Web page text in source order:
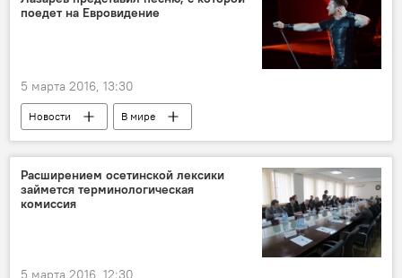
поедет на Евровидение
5 марта 2016, 13:30
Новости В мире
Расширением осетинской лексики
займется терминологическая
комиссия
5 марта 2016, 12:30